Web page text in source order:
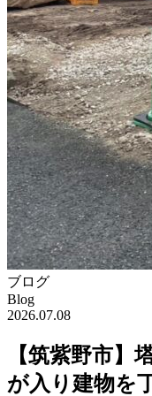
ブログ
Blog
2026.07.08
【筑紫野市】
が入り建物を